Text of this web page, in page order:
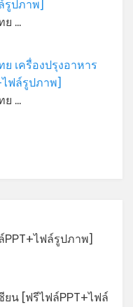
รูปภาพ]
ย …
เครื่องปรุงอาหาร
ฟล์รูปภาพ]
ย …
ไฟล์รูปภาพ]
ยน [ฟรีไฟล์PPT+ไฟล์